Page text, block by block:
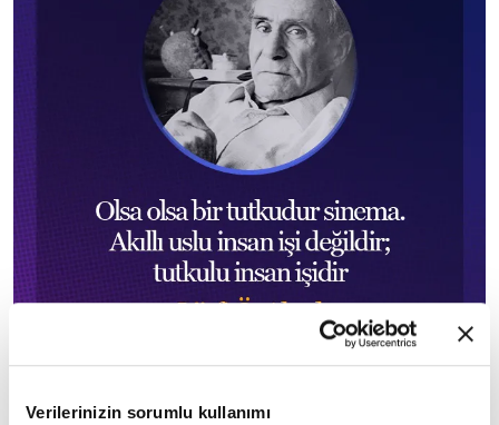
Verilerinizin sorumlu kullanımı